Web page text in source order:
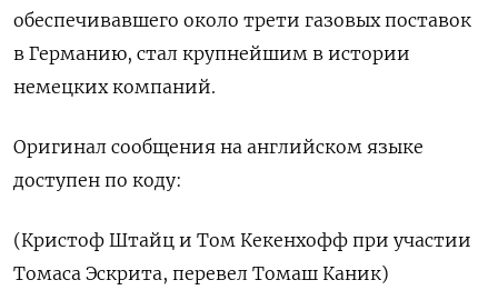
обеспечивавшего около трети газовых поставок
в Германию, стал крупнейшим в истории
немецких компаний.
Оригинал сообщения на английском языке
доступен по коду:
(Криcтоф Штайц и Том Кекенхофф при участии
Томаса Эскрита, перевел Томаш Каник)